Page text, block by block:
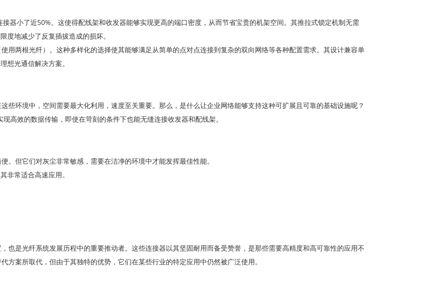
器小了近50%。这使得配线架和收发器能够实现更高的端口密度，从而节省宝贵的机架空间。其推拉式锁定机制无需
度地减少了反复插拔造成的损坏。
用两根光纤）。这种多样化的选择使其能够满足从简单的点对点连接到复杂的双向网络等各种配置需求。其设计兼容单
想光通信解决方案。
些环境中，空间需要最大化利用，速度至关重要。那么，是什么让企业网络能够支持这种可扩展且可靠的基础设施呢？
高效的数据传输，即使在苛刻的条件下也能无缝连接收发器和配线架。
。但它们对灰尘非常敏感，需要在洁净的环境中才能发挥最佳性能。
非常适合高速应用。
也是光纤系统发展历程中的重要推动者。这些连接器以其坚固耐用而备受赞誉，是那些需要高精度和高可靠性的应用不
方案所取代，但由于其独特的优势，它们在某些行业的特定应用中仍然被广泛使用。